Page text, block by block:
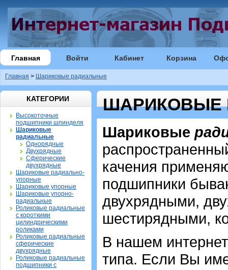
Главная Войти Кабинет Корзина
Главная > Шариковые радиальные
КАТЕГОРИИ
Высокоточные
подшипники шпинделя
Шариковые
радиальные
Однорядные
Двухрядные
Сферические
двухрядные
Шариковые радиально-
упорные
Шариковые упорные
Шариковые упорно-
радиальные
Роликовые радиальные
с короткими
цилиндрическими
роликами
Роликовые радиальные
сферические
двухрядные
Роликовые радиальные
подшипники с
ШАРИКОВЫЕ
Шариковые
качения
подшипники
двухрядными,
шестирядными,
В нашем
типа. Если Вы